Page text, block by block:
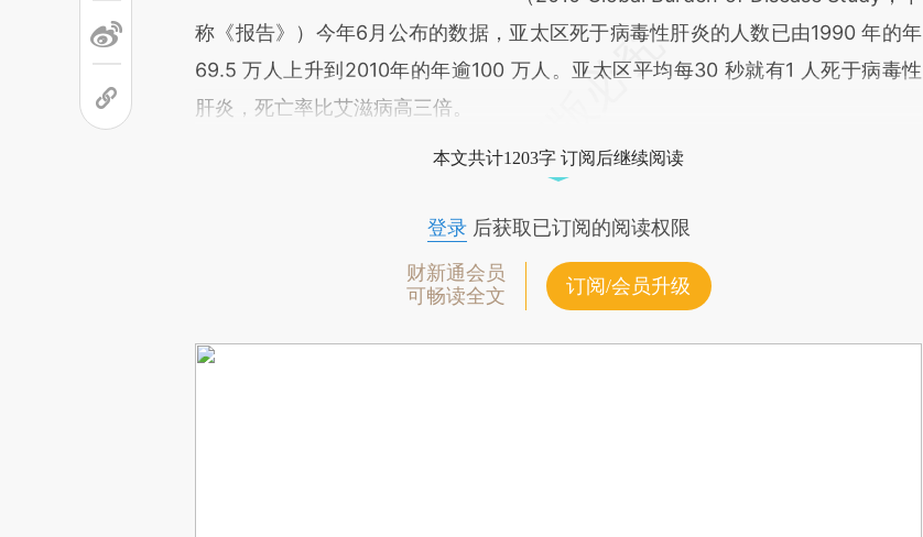
称《报告》）今年6月公布的数据，亚太区死于病毒性肝炎的人数已由1990 年的年
69.5 万人上升到2010年的年逾100 万人。亚太区平均每30 秒就有1 人死于病毒性
肝炎，死亡率比艾滋病高三倍。
本文共计1203字 订阅后继续阅读
登录后获取已订阅的阅读权限
财新通会员
可畅读全文
订阅/会员升级